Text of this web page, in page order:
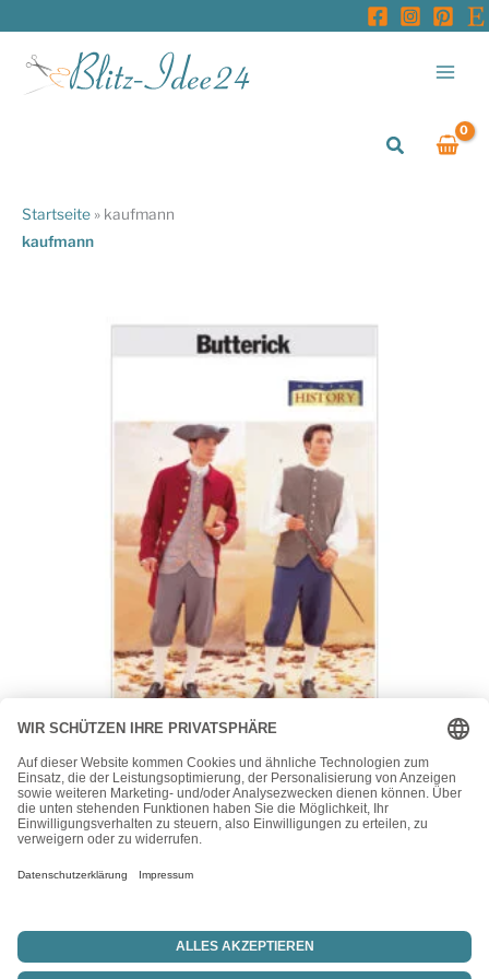
springen
Suchen
Startseite » kaufmann
kaufmann
Butterick
Butterick Schnittmuster B3072 – History – Hose, Hemd,
Weste und Frack
15,50€